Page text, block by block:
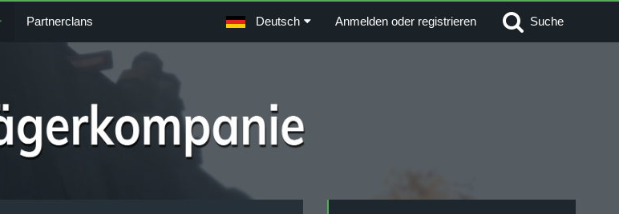
Partnerclans Deutsch Anmelden oder registrieren Suche